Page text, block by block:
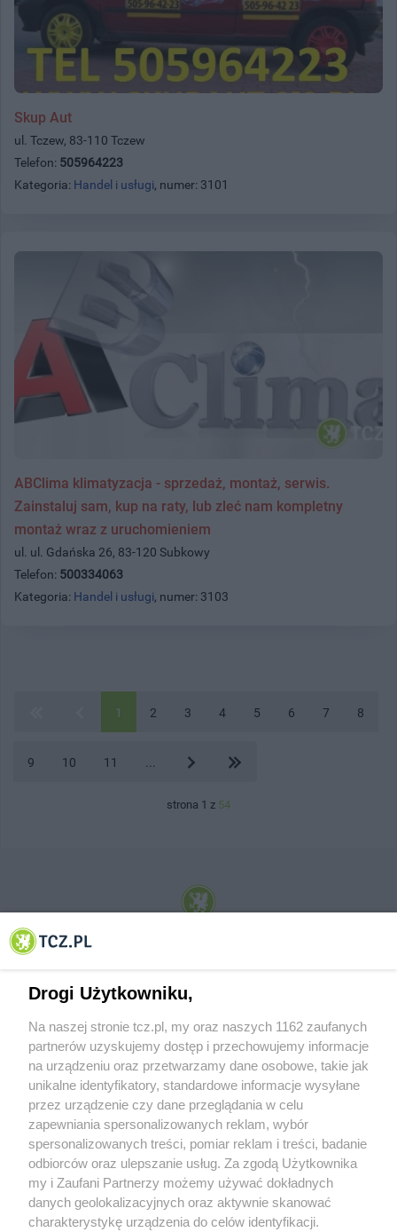
Skup Aut
ul. Tczew, 83-110 Tczew
Telefon: 505964223
Kategoria: Handel i usługi, numer: 3101
ABClima klimatyzacja - sprzedaż, montaż, serwis.
Zainstaluj sam, kup na raty, lub zleć nam kompletny
montaż wraz z uruchomieniem
ul. ul. Gdańska 26, 83-120 Subkowy
Telefon: 500334063
Kategoria: Handel i usługi, numer: 3103
1 2 3 4 5 6 7 8
9 10 11
strona 1 z 54
© 2001-2026 Tczew - TCZ.PL Sp. z o.o. Internetowy Serwis Informacyjny Miasta
O FIRMIE POLITYKA PRYWATNOŚCI HOSTING
REKLAMA WSPÓŁPRACA RSS FACEBOOK KONTAKT
Nasze serwisy
Drogi Użytkowniku,
Na naszej stronie tcz.pl, my oraz naszych 1162 zaufanych
partnerów uzyskujemy dostęp i przechowujemy informacje
na urządzeniu oraz przetwarzamy dane osobowe, takie jak
unikalne identyfikatory, standardowe informacje wysyłane
przez urządzenie czy dane przeglądania w celu
zapewniania spersonalizowanych reklam, wybór
spersonalizowanych treści, pomiar reklam i treści, badanie
odbiorców oraz ulepszanie usług. Za zgodą Użytkownika
my i Zaufani Partnerzy możemy używać dokładnych
danych geolokalizacyjnych oraz aktywnie skanować
charakterystykę urządzenia do celów identyfikacji.